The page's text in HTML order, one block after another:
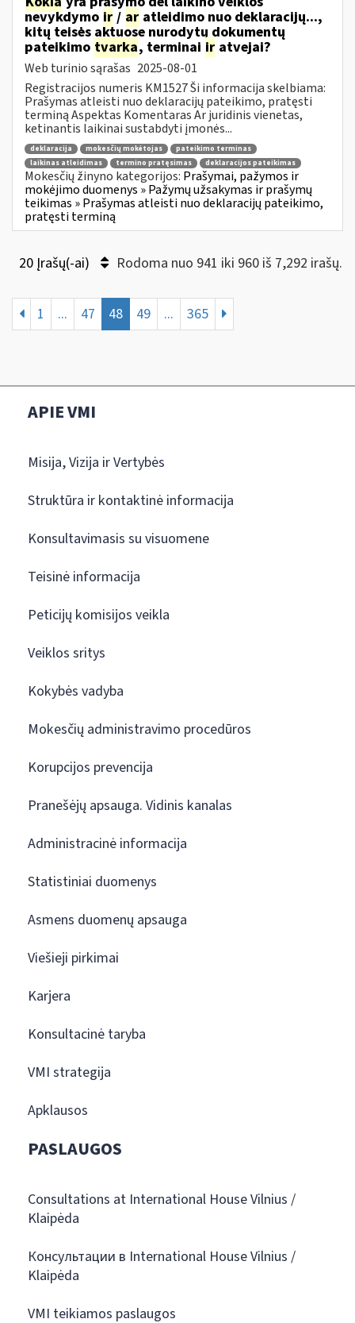
nevykdymo ir / ar atleidimo nuo deklaracijų...,
kitų teisės aktuose nurodytų dokumentų
pateikimo tvarka, terminai ir atvejai?
Web turinio sąrašas 2025-08-01
Registracijos numeris KM1527 Ši informacija skelbiama:
Prašymas atleisti nuo deklaracijų pateikimo, pratęsti
terminą Aspektas Komentaras Ar juridinis vienetas,
ketinantis laikinai sustabdyti įmonės...
deklaracija mokesčių mokėtojas
pateikimo terminas
laikinas atleidimas
termino pratęsimas deklaracijos pateikimas
Mokesčių žinyno kategorijos: Prašymai, pažymos ir
mokėjimo duomenys » Pažymų užsakymas ir prašymų
teikimas » Prašymas atleisti nuo deklaracijų pateikimo,
pratęsti terminą
20 Įrašų(-ai) Rodoma nuo 941 iki 960 iš 7,292 irašų.
1 ... 47 48 49 ... 365
APIE VMI
Misija, Vizija ir Vertybės
Struktūra ir kontaktinė informacija
Konsultavimasis su visuomene
Teisinė informacija
Peticijų komisijos veikla
Veiklos sritys
Kokybės vadyba
Mokesčių administravimo procedūros
Korupcijos prevencija
Pranešėjų apsauga. Vidinis kanalas
Administracinė informacija
Statistiniai duomenys
Asmens duomenų apsauga
Viešieji pirkimai
Karjera
Konsultacinė taryba
VMI strategija
Apklausos
PASLAUGOS
Consultations at International House Vilnius /
Klaipėda
Консультации в International House Vilnius /
Klaipėda
VMI teikiamos paslaugos